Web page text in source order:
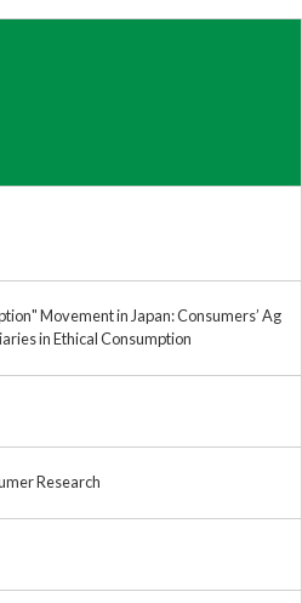
Movement in Japan: Consumers’ Ag
in Ethical Consumption
Research